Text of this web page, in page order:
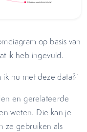
op basis van
ik heb ingevuld.
nu met deze data?’
en gerelateerde
weten. Die kan je
ze gebruiken als